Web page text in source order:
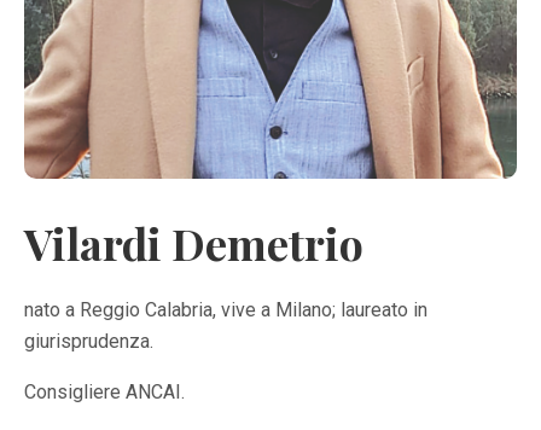
Vilardi Demetrio
nato a Reggio Calabria, vive a Milano; laureato in
giurisprudenza.
Consigliere ANCAI.